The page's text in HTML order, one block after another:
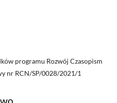
programu Rozwój Czasopism
nr RCN/SP/0028/2021/1